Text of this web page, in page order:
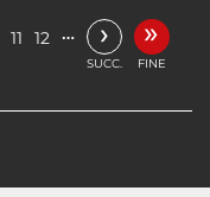
11 12 … ›
SUCC.
»
FINE